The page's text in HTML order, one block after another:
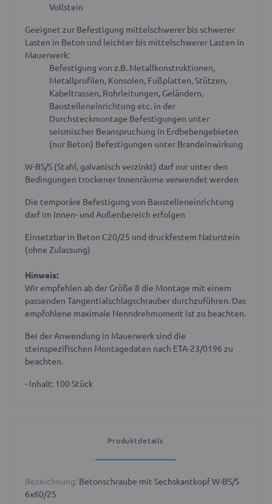
Vollstein
Geeignet zur Befestigung mittelschwerer bis schwerer
Lasten in Beton und leichter bis mittelschwerer Lasten in
Mauerwerk:
Befestigung von z.B. Metallkonstruktionen,
Metallprofilen, Konsolen, Fußplatten, Stützen,
Kabeltrassen, Rohrleitungen, Geländern,
Baustelleneinrichtung etc. in der
Durchsteckmontage Befestigungen unter
seismischer Beanspruchung in Erdbebengebieten
(nur Beton) Befestigungen unter Brandeinwirkung
W-BS/S (Stahl, galvanisch verzinkt) darf nur unter den
Bedingungen trockener Innenräume verwendet werden
Die temporäre Befestigung von Baustelleneinrichtung
darf im Innen- und Außenbereich erfolgen
Einsetzbar in Beton C20/25 und druckfestem Naturstein
(ohne Zulassung)
Hinweis:
Wir empfehlen ab der Größe 8 die Montage mit einem
passenden Tangentialschlagschrauber durchzuführen. Das
empfohlene maximale Nenndrehmoment ist zu beachten.
Bei der Anwendung in Mauerwerk sind die
steinspezifischen Montagedaten nach ETA-23/0196 zu
beachten.
- Inhalt: 100 Stück
Produktdetails
Bezeichnung: Betonschraube mit Sechskantkopf W-BS/S
6x60/25